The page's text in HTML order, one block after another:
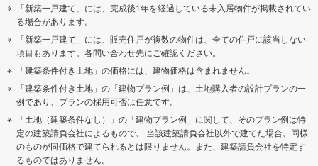
「新築一戸建て」には、完成後1年を経過している未入居物件が掲載されてい
る場合があります。
「新築一戸建て」には、販売住戸が複数の物件は、全ての住戸に該当しない
項目もあります。各問い合わせ先にご確認ください。
「建築条件付き土地」の価格には、建物価格は含まれません。
「建築条件付き土地」の「建物プラン例」は、土地購入者の設計プランの一
例であり、プランの採用可否は任意です。
「土地（建築条件なし）」の「建物プラン例」に関して、そのプラン例は特
定の建築請負会社によるもので、 当該建築請負会社以外で建てた場合、同様
のものが同価格で建てられるとは限りません。また、建築請負会社を特定す
るものではありません。